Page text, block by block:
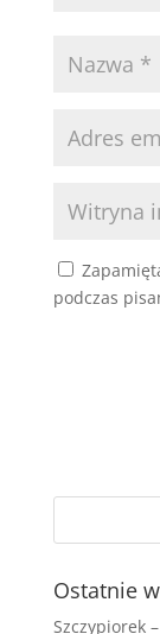
podczas
Ostatnie
Szczypiorek